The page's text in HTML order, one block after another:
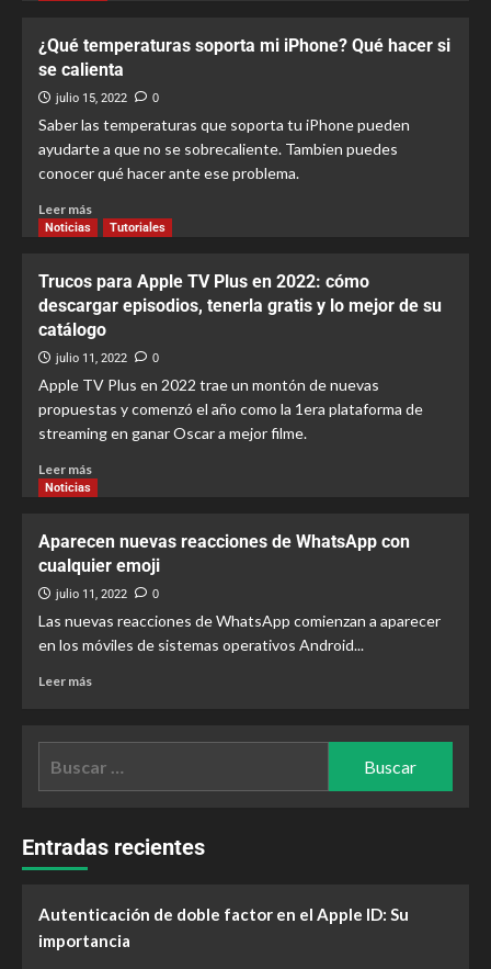
¿Qué temperaturas soporta mi iPhone? Qué hacer si
se calienta
julio 15, 2022 0
Saber las temperaturas que soporta tu iPhone pueden
ayudarte a que no se sobrecaliente. Tambien puedes
conocer qué hacer ante ese problema.
Leer más
Noticias Tutoriales
Trucos para Apple TV Plus en 2022: cómo
descargar episodios, tenerla gratis y lo mejor de su
catálogo
julio 11, 2022 0
Apple TV Plus en 2022 trae un montón de nuevas
propuestas y comenzó el año como la 1era plataforma de
streaming en ganar Oscar a mejor filme.
Leer más
Noticias
Aparecen nuevas reacciones de WhatsApp con
cualquier emoji
julio 11, 2022 0
Las nuevas reacciones de WhatsApp comienzan a aparecer
en los móviles de sistemas operativos Android...
Leer más
Entradas recientes
Autenticación de doble factor en el Apple ID: Su
importancia